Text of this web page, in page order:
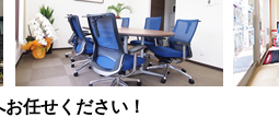
任せください！